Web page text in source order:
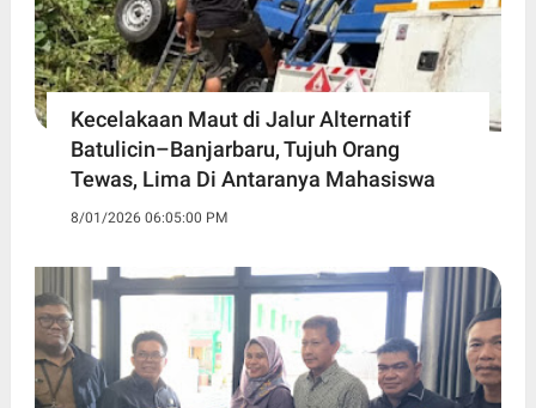
Kecelakaan Maut di Jalur Alternatif
Batulicin–Banjarbaru, Tujuh Orang
Tewas, Lima Di Antaranya Mahasiswa
8/01/2026 06:05:00 PM